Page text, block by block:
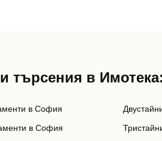
търсения в Имотека:
в София
в София